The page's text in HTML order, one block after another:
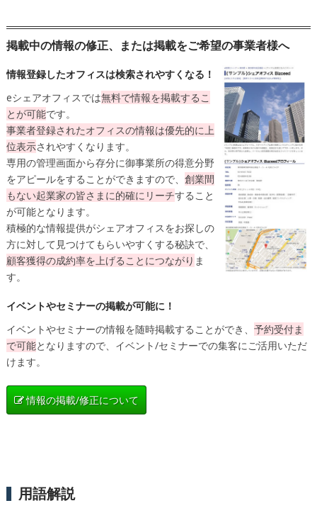
掲載中の情報の修正、または掲載をご希望の事業者様へ
情報登録したオフィスは検索されやすくなる！
eシェアオフィスでは無料で情報を掲載するこ
とが可能です。
事業者登録されたオフィスの情報は優先的に上
位表示されやすくなります。
専用の管理画面から存分に御事業所の得意分野
をアピールをすることができますので、 創業間
もない起業家の皆さまに的確にリーチすること
が可能となります。
積極的な情報提供がシェアオフィスをお探しの
方に対して見つけてもらいやすくする秘訣で、
顧客獲得の成約率を上げることにつながり ま
す。
イベントやセミナーの掲載が可能に！
イベントやセミナーの情報を随時掲載することができ、 予約受付ま
で可能となりますので、イベント/セミナーでの集客にご活用いただ
けます。
情報の掲載/修正について
用語解説